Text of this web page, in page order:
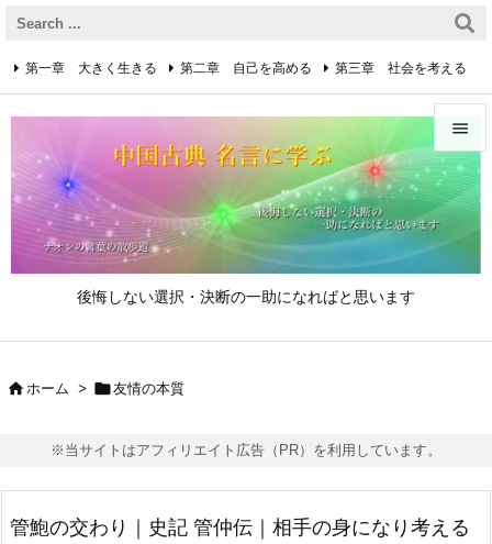
後悔しない選択・決断の一助になればと思います


メニュ

第一章 大きく生きる 第二章 自己を高める 第三章 社会を考える
第四章 着実に生きる 第五章 逆境を乗り越えるための心得
第六章 成功の心得 第七章 人と接するための心得
第八章 リーダーの心得
 ホーム > 友情の本質
※当サイトはアフィリエイト広告（PR）を利用しています。
管鮑の交わり｜史記 管仲伝｜相手の身になり考える